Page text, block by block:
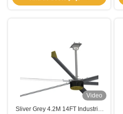
ventilatie
Video
Sliver Grey 4.2M 14FT Industrial